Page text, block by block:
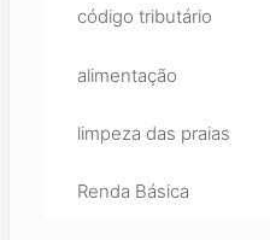
código tributário
alimentação
limpeza das praias
Renda Básica